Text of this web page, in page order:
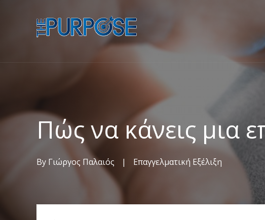
Πώς να κάνεις μια
ByΓιώργος Παλαιός | Επαγγελματική Εξέλιξη